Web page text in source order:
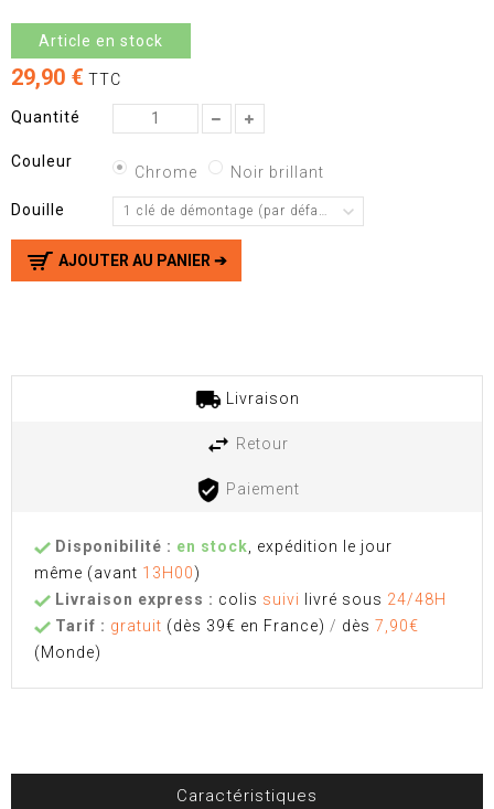
Article en stock
29,90 € TTC
Quantité
Couleur
Chrome Noir brillant
Douille 1 clé de démontage (par défaut)
AJOUTER AU PANIER ➔
Livraison
Retour
Paiement
Disponibilité : en stock, expédition le jour
même (avant 13H00)
Livraison express : colis suivi livré sous 24/48H
Tarif : gratuit (dès 39€ en France) / dès 7,90€
(Monde)
Caractéristiques